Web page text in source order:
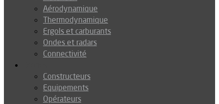
Aérodynamique
Thermodynamique
Ergols et carburants
Ondes et radars
Connectivité
Constructeurs
Equipements
Opérateurs